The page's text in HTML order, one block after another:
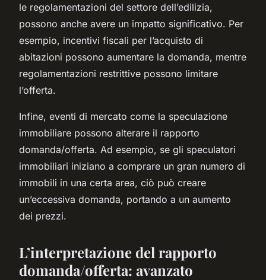
le regolamentazioni del settore dell’edilizia,
possono anche avere un impatto significativo. Per
esempio, incentivi fiscali per l’acquisto di
abitazioni possono aumentare la domanda, mentre
regolamentazioni restrittive possono limitare
l’offerta.
Infine, eventi di mercato come la speculazione
immobiliare possono alterare il rapporto
domanda/offerta. Ad esempio, se gli speculatori
immobiliari iniziano a comprare un gran numero di
immobili in una certa area, ciò può creare
un’eccessiva domanda, portando a un aumento
dei prezzi.
L’interpretazione del rapporto
domanda/offerta: avanzato